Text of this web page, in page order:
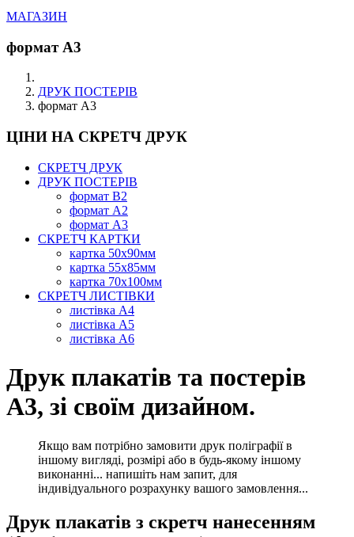
МАГАЗИН
формат А3
ДРУК ПОСТЕРІВ
формат А3
ЦІНИ НА СКРЕТЧ ДРУК
СКРЕТЧ ДРУК
ДРУК ПОСТЕРІВ
формат В2
формат А2
формат А3
СКРЕТЧ КАРТКИ
картка 50х90мм
картка 55х85мм
картка 70х100мм
СКРЕТЧ ЛИСТІВКИ
листівка А4
листівка А5
листівка А6
Друк плакатів та постерів
А3, зі своїм дизайном.
Якщо вам потрібно замовити друк поліграфії в
іншому вигляді, розмірі або в будь-якому іншому
виконанні... напишіть нам запит, для
індивідуального розрахунку вашого замовлення...
Друк плакатів з скретч нанесенням